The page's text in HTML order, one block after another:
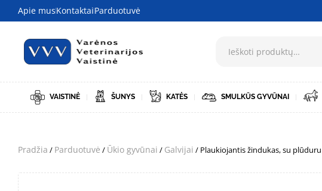
Apie musKontaktaiParduotuvė
VAISTINĖ ŠUNYS KATĖS SMULKŪS GYVŪNAI
Pradžia / Parduotuvė / Ūkio gyvūnai / Galvijai / Plaukiojantis žindukas, su plūduru